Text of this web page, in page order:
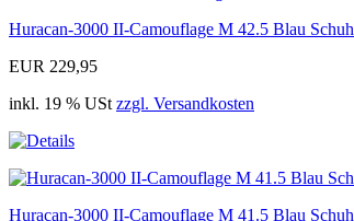
Huracan-3000 II-Camouflage M 42.5 Blau
EUR 229,95
inkl. 19 % USt zzgl. Versandkosten
Huracan-3000 II-Camouflage M 41.5 Blau